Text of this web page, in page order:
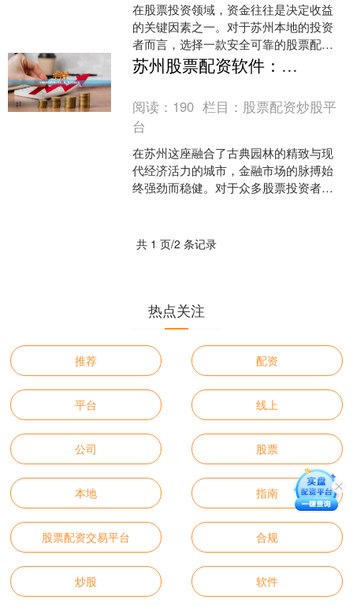
在股票投资领域，资金往往是决定收益
的关键因素之一。对于苏州本地的投资
者而言，选择一款安全可靠的股票配资
软件，不仅能放大资金使用效率，还能
在行情波动中把握更多机会....
苏州股票配资软件：专业工具，专注交易本身
阅读： 190 栏目： 股票配资炒股平
台
在苏州这座融合了古典园林的精致与现
代经济活力的城市，金融市场的脉搏始
终强劲而稳健。对于众多股票投资者而
共 1 页/2 条记录
热点关注
推荐 配资
平台 线上
公司 股票
本地 指南
股票配资交易平台 合规
炒股 软件